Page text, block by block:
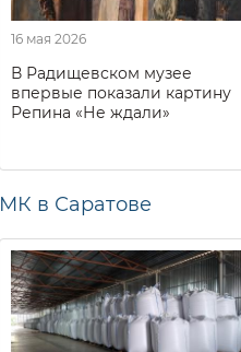
16 мая 2026
В Радищевском музее
впервые показали картину
Репина «Не ждали»
МК в Саратове